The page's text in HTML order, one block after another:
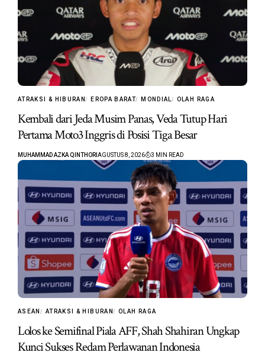
ATRAKSI & HIBURAN EROPA BARAT MONDIAL OLAH RAGA
Kembali dari Jeda Musim Panas, Veda Tutup Hari
Pertama Moto3 Inggris di Posisi Tiga Besar
MUHAMMAD AZKA QINTHORI AGUSTUS 8, 2026 3 MIN READ
ASEAN ATRAKSI & HIBURAN OLAH RAGA
Lolos ke Semifinal Piala AFF, Shah Shahiran Ungkap
Kunci Sukses Redam Perlawanan Indonesia